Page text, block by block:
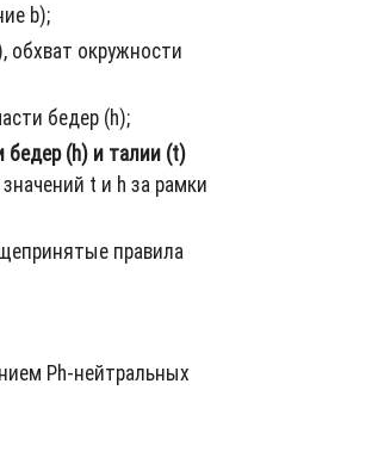
b);
обхват окружности
бедер (h);
бедер (h) и талии (t)
t и h за рамки
правила
Ph-нейтральных